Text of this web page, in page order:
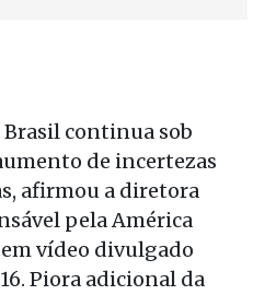
continua sob
de incertezas
afirmou a diretora
pela América
vídeo divulgado
Piora adicional da